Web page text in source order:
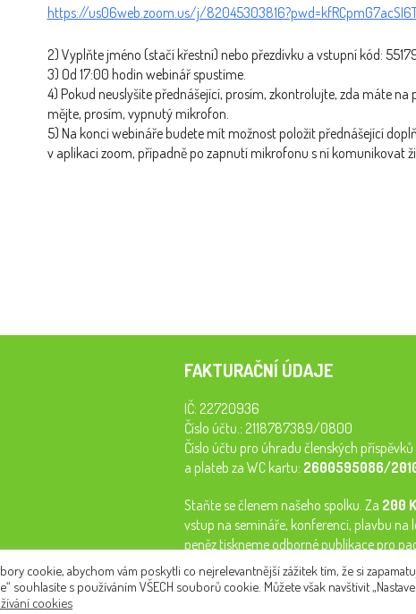
https://us06web.zoom.us/j/
2) Vyplňte jméno (stačí křestní) nebo přezdívku a vstupní kód:
3) Od 17:00 hodin webinář spustíme.
4) Pokud neuslyšíte přednášející, prosím, zkontrolujte, zda máte
mějte, prosím, vypnutý mikrofon.
5) Na konci webináře budete mít možnost položit přednášející
v aplikaci zoom, případně po zapnutí mikrofonu s ní komunikovat
FAKTURAČNÍ ÚDAJE
IČ: 22720936
Číslo účtu.: 2118787389/0800
Číslo účtu pro úhradu členských příspěvků
a plateb za WC kartu: 2600595086/
Staňte se členem našeho spolku. Za 200
vstup na semináře, konferenci, plavbu na
peněz tiskneme odborné publikace pro
cookie, abychom vám poskytli co nejrelevantnější zážitek tím, že si
souhlasíte s používáním VŠECH souborů cookie. Můžete však navštívit
cookies